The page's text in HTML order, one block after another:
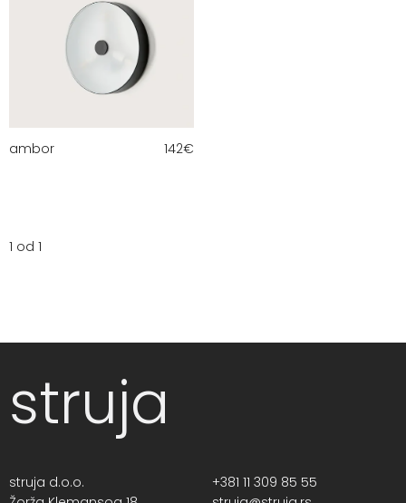
ambor 142€
1 od 1
struja
struja d.o.o.
+381 11 309 85 55